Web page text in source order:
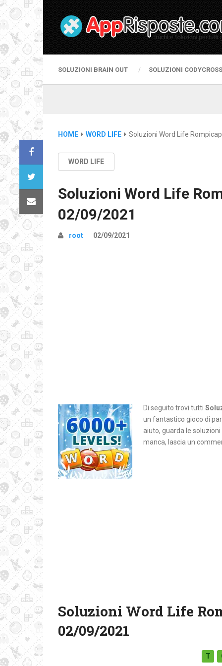
SOLUZIONI BRAIN OUT SOLUZIONI CODYCROSS
HOME WORD LIFE Soluzioni Word Life
WORD LIFE
Soluzioni Word Life
02/09/2021
root 02/09/2021
Di seguito trovi tutti
un fantastico gioco di
aiuto, guarda le
manca, lascia un
Soluzioni Word Life
02/09/2021
T